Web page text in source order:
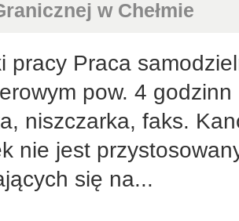
w Chełmie
pracy Praca
pow. 4
niszczarka, faks.
nie jest
się na...